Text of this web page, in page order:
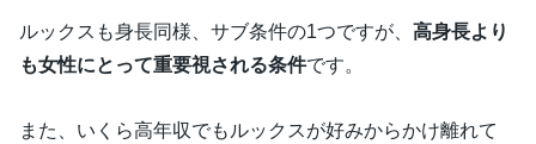
ルックスも身長同様、サブ条件の1つですが、高身長より
も女性にとって重要視される条件です。
また、いくら高年収でもルックスが好みからかけ離れて